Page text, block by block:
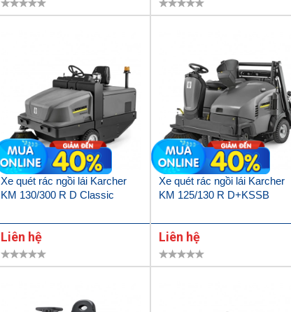
Xe quét rác ngồi lái Karcher
KM 130/300 R D Classic
Liên hệ
Xe quét rác ngồi lái Karcher
KM 125/130 R D+KSSB
Liên hệ